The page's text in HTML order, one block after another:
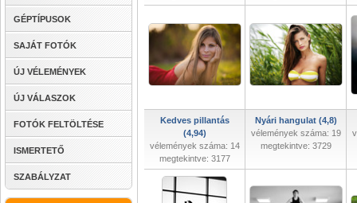
GÉPTÍPUSOK
SAJÁT FOTÓK
ÚJ VÉLEMÉNYEK
ÚJ VÁLASZOK
FOTÓK FELTÖLTÉSE
ISMERTETŐ
SZABÁLYZAT
Kedves pillantás
(4,94)
vélemények száma: 14
megtekintve: 3177
Nyári hangulat (4,8)
vélemények száma: 19
megtekintve: 3729